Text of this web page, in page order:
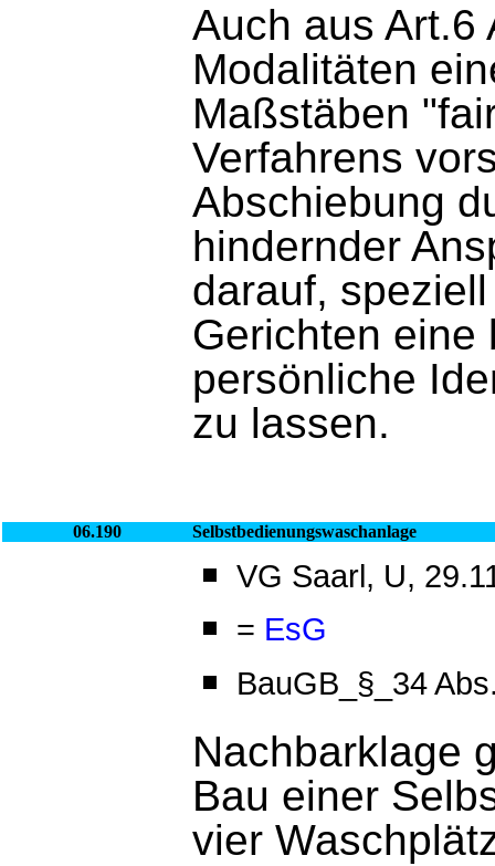
Auch aus Art.6
Modalitäten
Maßstäben
Verfahrens
Abschiebung
hindernder
darauf,
Gerichten eine
persönliche
zu lassen.
06.190 Selbstbedienungswaschanlage
VG Saarl, U,
= EsG
BauGB_§_34
Nachbarklage
Bau einer
vier